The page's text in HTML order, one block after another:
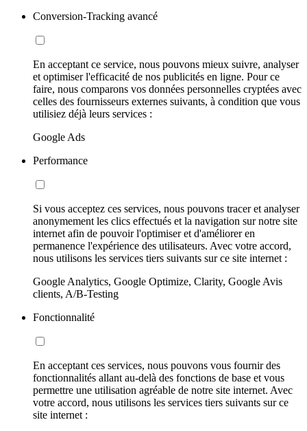
Conversion-Tracking avancé
En acceptant ce service, nous pouvons mieux suivre, analyser
et optimiser l'efficacité de nos publicités en ligne. Pour ce
faire, nous comparons vos données personnelles cryptées avec
celles des fournisseurs externes suivants, à condition que vous
utilisiez déjà leurs services :
Google Ads
Performance
Si vous acceptez ces services, nous pouvons tracer et analyser
anonymement les clics effectués et la navigation sur notre site
internet afin de pouvoir l'optimiser et d'améliorer en
permanence l'expérience des utilisateurs. Avec votre accord,
nous utilisons les services tiers suivants sur ce site internet :
Google Analytics, Google Optimize, Clarity, Google Avis
clients, A/B-Testing
Fonctionnalité
En acceptant ces services, nous pouvons vous fournir des
fonctionnalités allant au-delà des fonctions de base et vous
permettre une utilisation agréable de notre site internet. Avec
votre accord, nous utilisons les services tiers suivants sur ce
site internet :